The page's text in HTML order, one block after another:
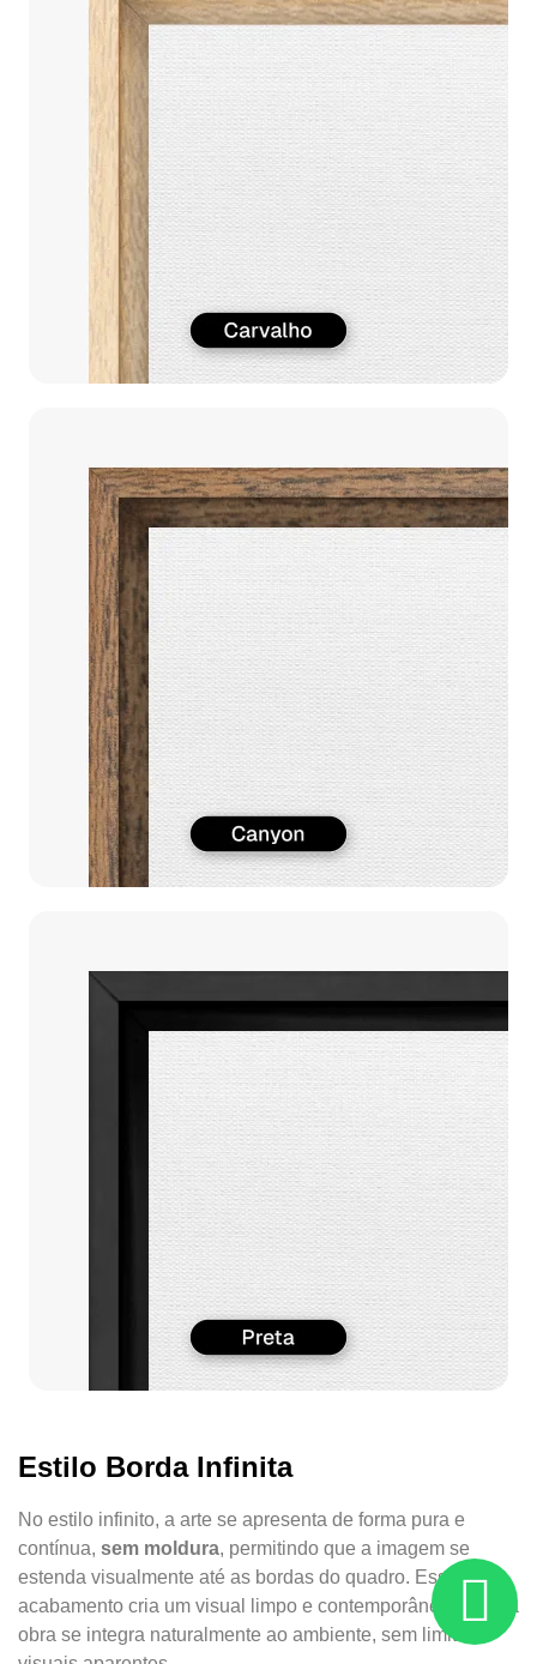
Estilo Borda Infinita
No estilo infinito, a arte se apresenta de forma pura e
contínua, sem moldura, permitindo que a imagem se
estenda visualmente até as bordas do quadro. Esse
acabamento cria um visual limpo e contemporâneo, onde a
obra se integra naturalmente ao ambiente, sem limites